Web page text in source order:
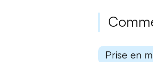
Prise en